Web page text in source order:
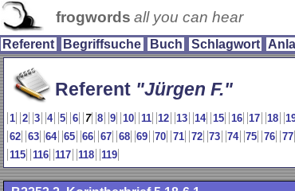
frogwords all you can hear
Referent Begriffsuche Buch Schlagwort
Referent Jürgen F.
1 2 3 4 5 6 7 8 9 10 11 12 13 14 15 16 17 18
62
63 64 65 66 67 68 69 70 71 72 73 74 75 76 77
115
116 117 118 119